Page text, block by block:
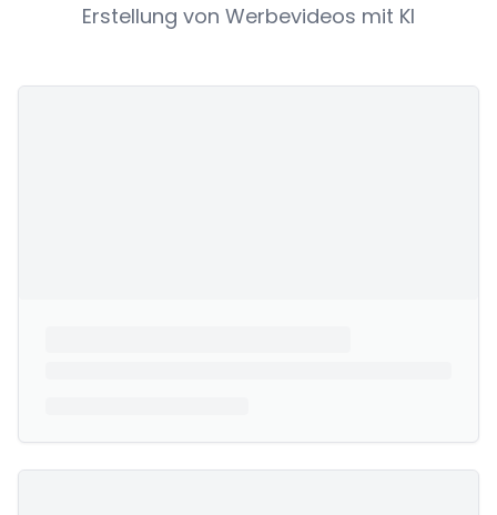
Erstellung von Werbevideos mit KI